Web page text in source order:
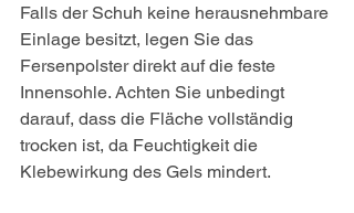
Falls der Schuh keine herausnehmbare
Einlage besitzt, legen Sie das
Fersenpolster direkt auf die feste
Innensohle. Achten Sie unbedingt
darauf, dass die Fläche vollständig
trocken ist, da Feuchtigkeit die
Klebewirkung des Gels mindert.